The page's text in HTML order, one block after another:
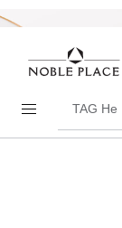
products